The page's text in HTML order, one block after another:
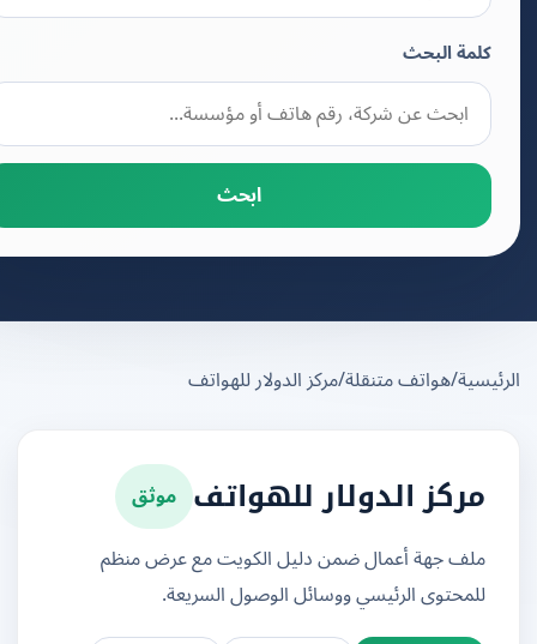
كلمة البحث
ابحث
/هواتف متنقلة/مركز الدولار للهواتف
مركز الدولار للهواتف موثق
ملف جهة أعمال ضمن دليل الكويت مع عرض منظم
للمحتوى الرئيسي ووسائل الوصول السريعة.